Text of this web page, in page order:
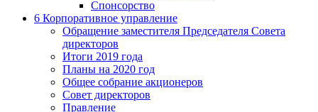
Спонсорство
6 Корпоративное управление
Обращение заместителя Председателя Совета
директоров
Итоги 2019 года
Планы на 2020 год
Общее собрание акционеров
Совет директоров
Правление